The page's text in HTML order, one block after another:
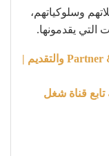
وسلوكياتهم،
التي يقدمونها.
لتفاصيل فرصة خدمة عملاء فى Partner & More والتقديم |
قناة شغل